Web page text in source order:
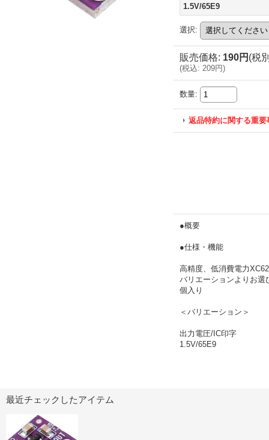
1.5V/65E9
選択:
販売価格: 190円 (税
(税込: 209円)
数量:
返品特約に関する重要
●概要
●仕様・機能
高精度、低消費電力
バリエーションよりお選
個入り
＜バリエーション＞
出力電圧/IC印字
1.5V/65E9
最近チェックしたアイテム